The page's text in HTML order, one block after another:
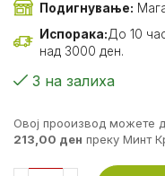
Подигнување:
Испорака:До 10
над 3000 ден.
3 на залиха
Овој прооизвод можете
213,00 ден преку Минт